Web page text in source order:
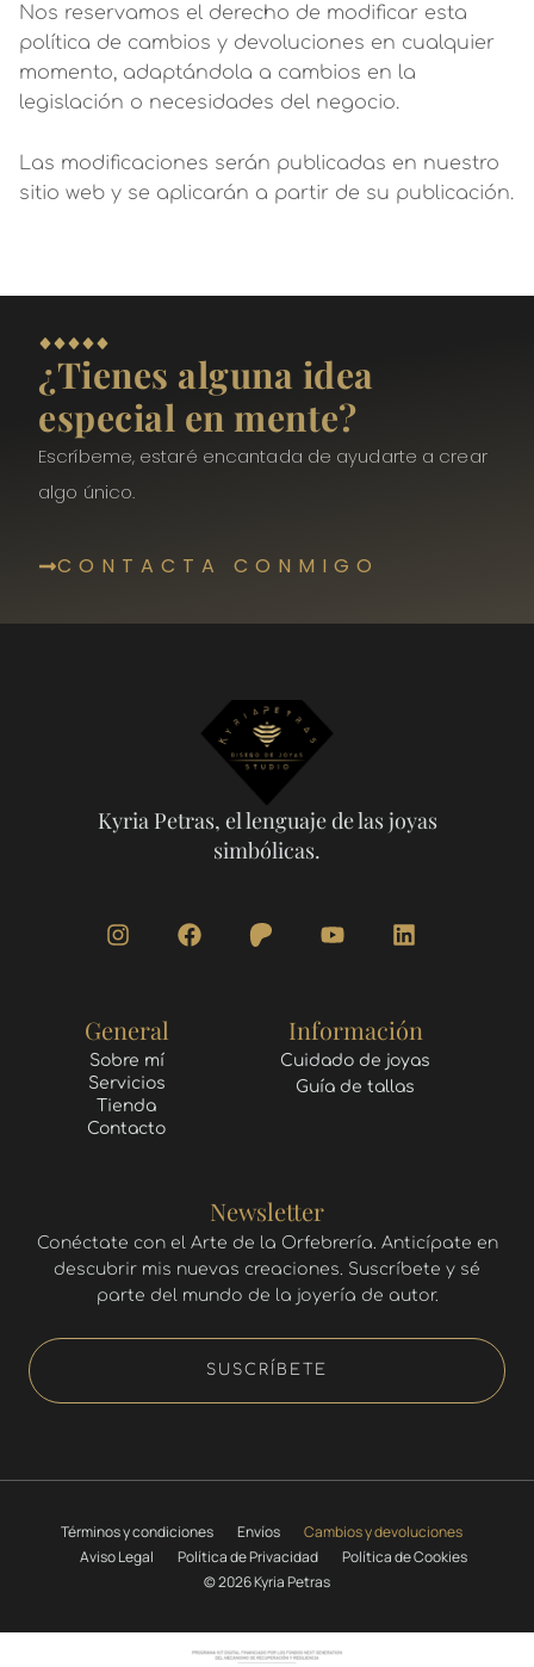
Nos reservamos el derecho de modificar esta
política de cambios y devoluciones en cualquier
momento, adaptándola a cambios en la
legislación o necesidades del negocio.
Las modificaciones serán publicadas en nuestro
sitio web y se aplicarán a partir de su publicación.
¿Tienes alguna idea
especial en mente?
Escríbeme, estaré encantada de ayudarte a crear
algo único.
CONTACTA CONMIGO
Kyria Petras, el lenguaje de las joyas
simbólicas.
I
n
g
r
a
m
F
a
Y
o
b
e
L
i
e
d
i
n
General
Sobre mí
Servicios
Tienda
Contacto
Información
Cuidado de joyas
Guía de tallas
Newsletter
Conéctate con el Arte de la Orfebrería. Anticípate en
descubrir mis nuevas creaciones. Suscríbete y sé
parte del mundo de la joyería de autor.
SUSCRÍBETE
Términos y condiciones Envíos
Cambios y devoluciones
Aviso Legal
Política de Privacidad
Política de Cookies
© 2026 Kyria Petras